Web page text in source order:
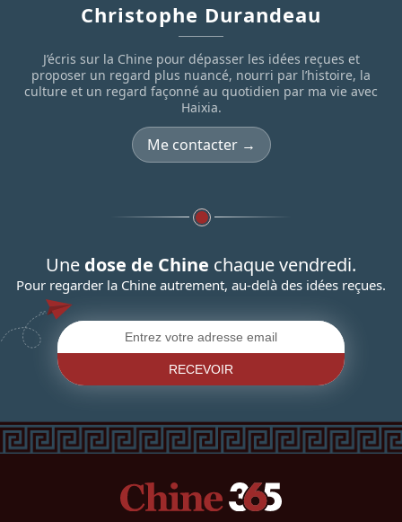
Christophe Durandeau
J’écris sur la Chine pour dépasser les idées reçues et
proposer un regard plus nuancé, nourri par l’histoire, la
culture et un regard façonné au quotidien par ma vie avec
Haixia.
Me contacter →
Une dose de Chine chaque vendredi.
Pour regarder la Chine autrement, au-delà des idées reçues.
RECEVOIR